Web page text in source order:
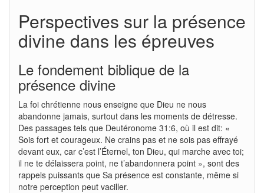
Perspectives sur la présence
divine dans les épreuves
Le fondement biblique de la
présence divine
La foi chrétienne nous enseigne que Dieu ne nous
abandonne jamais, surtout dans les moments de détresse.
Des passages tels que Deutéronome 31:6, où il est dit: «
Sois fort et courageux. Ne crains pas et ne sois pas effrayé
devant eux, car c’est l’Éternel, ton Dieu, qui marche avec toi;
il ne te délaissera point, ne t’abandonnera point », sont des
rappels puissants que Sa présence est constante, même si
notre perception peut vaciller.